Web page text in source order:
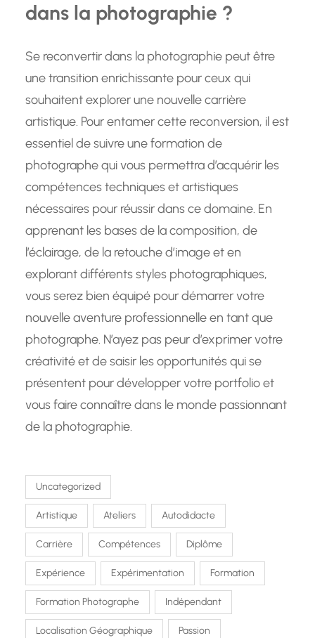
dans la photographie ?
Se reconvertir dans la photographie peut être
une transition enrichissante pour ceux qui
souhaitent explorer une nouvelle carrière
artistique. Pour entamer cette reconversion, il est
essentiel de suivre une formation de
photographe qui vous permettra d’acquérir les
compétences techniques et artistiques
nécessaires pour réussir dans ce domaine. En
apprenant les bases de la composition, de
l’éclairage, de la retouche d’image et en
explorant différents styles photographiques,
vous serez bien équipé pour démarrer votre
nouvelle aventure professionnelle en tant que
photographe. N’ayez pas peur d’exprimer votre
créativité et de saisir les opportunités qui se
présentent pour développer votre portfolio et
vous faire connaître dans le monde passionnant
de la photographie.
Uncategorized
Artistique Ateliers Autodidacte
Carrière Compétences Diplôme
Expérience Expérimentation Formation
Formation Photographe Indépendant
Localisation Géographique Passion